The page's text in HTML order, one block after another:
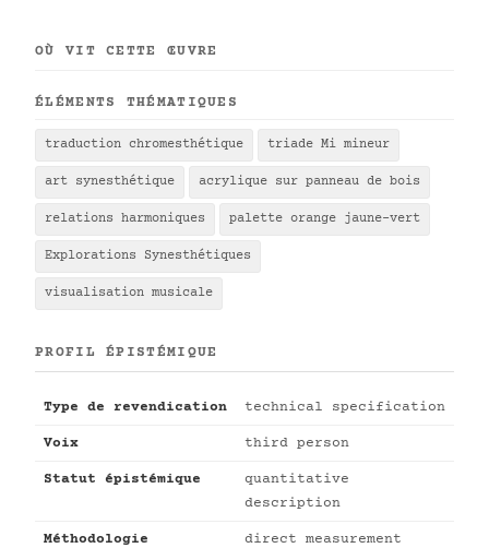
OÙ VIT CETTE ŒUVRE
ÉLÉMENTS THÉMATIQUES
traduction chromesthétique triade Mi mineur
art synesthétique acrylique sur panneau de bois
relations harmoniques palette orange jaune-vert
Explorations Synesthétiques
visualisation musicale
PROFIL ÉPISTÉMIQUE
Type de revendication technical specification
Voix third person
Statut épistémique
quantitative
description
Méthodologie direct measurement